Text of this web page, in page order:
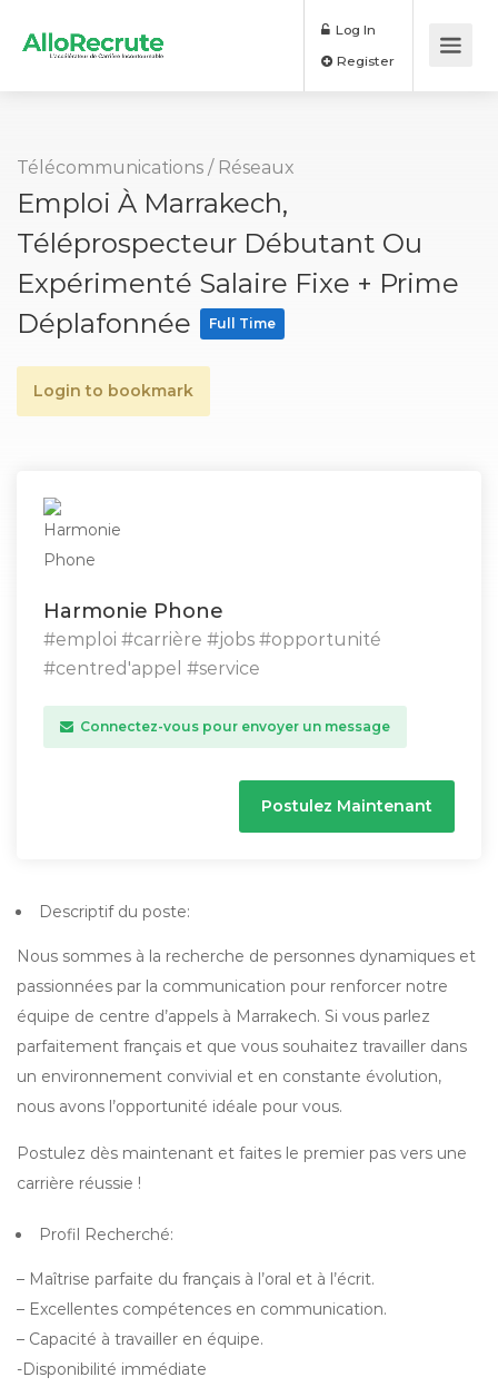
Log In
Télécommunications / Réseaux
Emploi À Marrakech,
Téléprospecteur Débutant Ou
Expérimenté Salaire Fixe + Prime
Déplafonnée
Full Time
Login to bookmark
Harmonie Phone
#emploi #carrière #jobs #opportunité
#centred'appel #service
Connectez-vous pour envoyer un message
Postulez Maintenant
Descriptif du poste:
Nous sommes à la recherche de personnes dynamiques et
passionnées par la communication pour renforcer notre
équipe de centre d’appels à Marrakech. Si vous parlez
parfaitement français et que vous souhaitez travailler dans
un environnement convivial et en constante évolution,
nous avons l’opportunité idéale pour vous.
Postulez dès maintenant et faites le premier pas vers une
carrière réussie !
Profil Recherché:
– Maîtrise parfaite du français à l’oral et à l’écrit.
– Excellentes compétences en communication.
– Capacité à travailler en équipe.
-Disponibilité immédiate